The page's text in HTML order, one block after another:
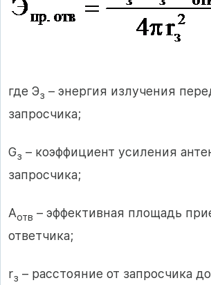
где Эз – энергия излучения
запросчика;
Gз – коэффициент усиления
запросчика;
Аотв – эффективная площадь
ответчика;
rз – расстояние от запросчика